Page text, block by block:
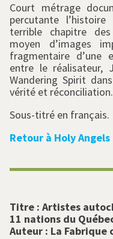
Court métrage
percutante
terrible chapitre
moyen d’images
fragmentaire d’une
entre le réalisateur,
Wandering Spirit
vérité et réconciliation.
Sous-titré en français.
Retour à Holy Angels
Titre : Artistes
11 nations du
Auteur : La Fabrique